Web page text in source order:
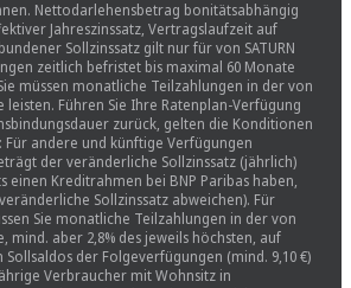
Nettodarlehensbetrag bonitätsabhängig
Jahreszinssatz, Vertragslaufzeit auf
Sollzinssatz gilt nur für von SATURN
zeitlich befristet bis maximal 60 Monate
müssen monatliche Teilzahlungen in der von
Führen Sie Ihre Ratenplan-Verfügung
zurück, gelten die Konditionen
andere und künftige Verfügungen
der veränderliche Sollzinssatz (jährlich)
einen Kreditrahmen bei BNP Paribas haben,
Sollzinssatz abweichen). Für
Sie monatliche Teilzahlungen in der von
mind. aber 2,8% des jeweils höchsten, auf
der Folgeverfügungen (mind. 9,10 €)
Verbraucher mit Wohnsitz in